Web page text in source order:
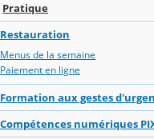
Pratique
Restauration
Menus de la semaine
Paiement en ligne
Formation aux gestes
Compétences numériques